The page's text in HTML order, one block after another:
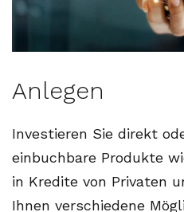
Anlegen
Investieren Sie direkt
einbuchbare Produkte
in Kredite von Privaten
Ihnen verschiedene